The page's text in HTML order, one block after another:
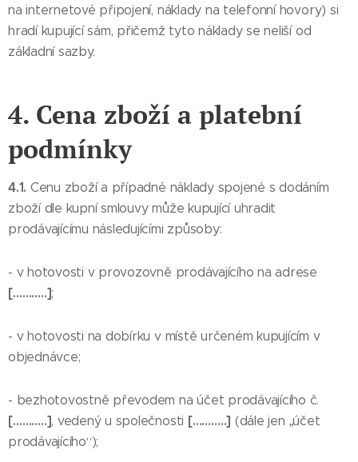
na internetové připojení, náklady na telefonní hovory) si
hradí kupující sám, přičemž tyto náklady se neliší od
základní sazby.
4. Cena zboží a platební
podmínky
4.1. Cenu zboží a případné náklady spojené s dodáním
zboží dle kupní smlouvy může kupující uhradit
prodávajícímu následujícími způsoby:
- v hotovosti v provozovně prodávajícího na adrese
[………..];
- v hotovosti na dobírku v místě určeném kupujícím v
objednávce;
- bezhotovostně převodem na účet prodávajícího č.
[………..], vedený u společnosti [………..] (dále jen „účet
prodávajícího“);